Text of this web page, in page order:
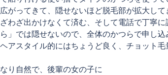
がってきて、隠せないほど脱毛部が拡大し
わざ出かけなくて済む、そして電話で丁寧に
」では隠せないので、全体のかつらで申し込
アスタイル的にはちょうど良く、チョット
り自然で、後輩の女の子に